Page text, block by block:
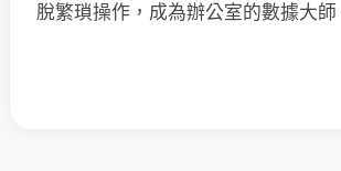
脫繁瑣操作，成為辦公室的數據大師